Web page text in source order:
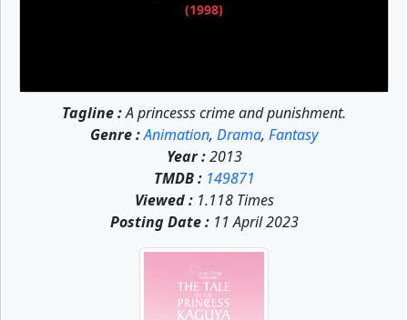
(1998)
Tagline :A princesss crime and punishment.
Genre :Animation, Drama, Fantasy
Year :2013
TMDB : 149871
Viewed :1.118 Times
Posting Date :11 April 2023